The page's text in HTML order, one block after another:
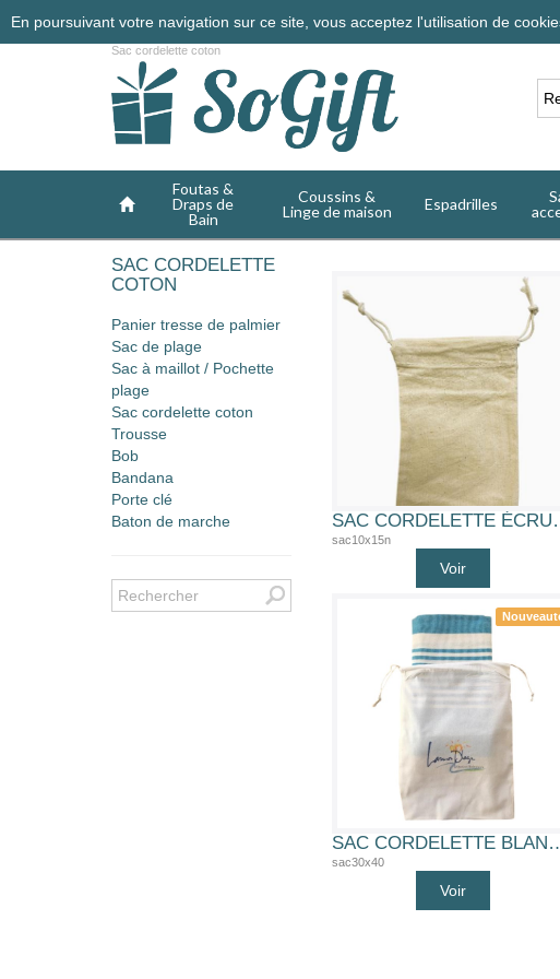
En poursuivant votre navigation sur ce site, vous acceptez l'utilisation de
Sac cordelette coton
Foutas &
Draps de
Bain
Coussins &
Linge de maison
Espadrilles
SAC CORDELETTE
COTON
Panier tresse de palmier
Sac de plage
Sac à maillot / Pochette
plage
Sac cordelette coton
Trousse
Bob
Bandana
Porte clé
Baton de marche
SAC
sac10x15n
Voir
SAC CORDELETTE
sac30x40
Voir